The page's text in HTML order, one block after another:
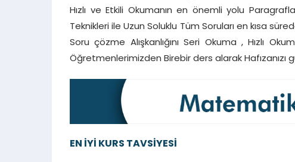
Hızlı ve Etkili Okumanın en önemli yolu
Teknikleri ile Uzun Soluklu Tüm Soruları en kısa
Soru çözme Alışkanlığını Seri Okuma , Hızlı
Öğretmenlerimizden Birebir ders alarak Hafızanızı
EN İYİ KURS TAVSİYESİ